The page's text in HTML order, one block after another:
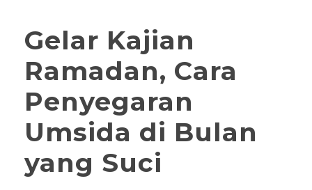
Gelar Kajian
Ramadan, Cara
Penyegaran
Umsida di Bulan
yang Suci